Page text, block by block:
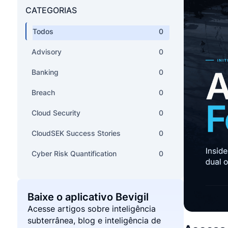
CATEGORIAS
Todos 0
Advisory 0
Banking 0
Breach 0
Cloud Security 0
CloudSEK Success Stories 0
Cyber Risk Quantification 0
Deep Fake Monitoing
Emerging Threats
Baixe o aplicativo Bevigil
Acesse artigos sobre inteligência
subterrânea, blog e inteligência de